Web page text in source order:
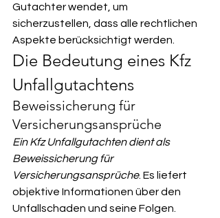
Gutachter wendet, um
sicherzustellen, dass alle rechtlichen
Aspekte berücksichtigt werden.
Die Bedeutung eines Kfz
Unfallgutachtens
Beweissicherung für
Versicherungsansprüche
Ein Kfz Unfallgutachten dient als
Beweissicherung für
Versicherungsansprüche. Es liefert
objektive Informationen über den
Unfallschaden und seine Folgen.